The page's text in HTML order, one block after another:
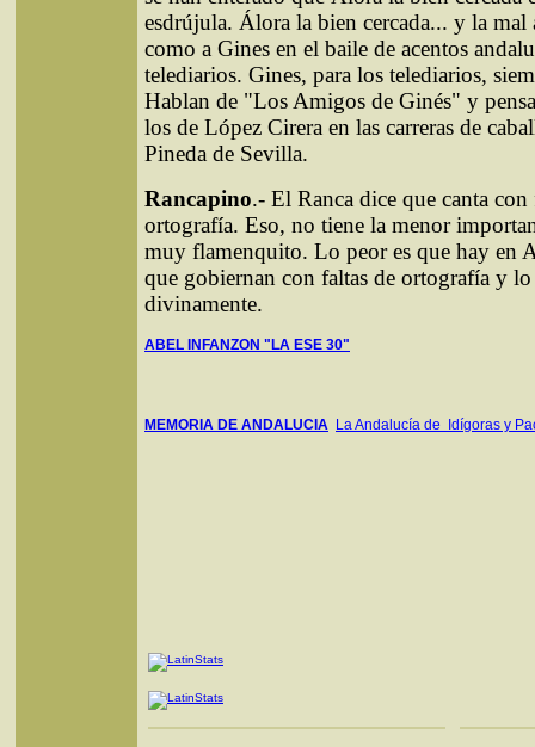
esdrújula. Álora la bien cercada... y la mal
como a Gines en el baile de acentos
telediarios. Gines, para los telediarios,
Hablan de "Los Amigos de Ginés" y
los de López Cirera en las carreras de
Pineda de Sevilla.
Rancapino.- El Ranca dice que canta con
ortografía. Eso, no tiene la menor
muy flamenquito. Lo peor es que hay en
que gobiernan con faltas de ortografía y
divinamente.
ABEL INFANZON "LA ESE 30"
MEMORIA DE ANDALUCIA La Andalucía de Idígoras y